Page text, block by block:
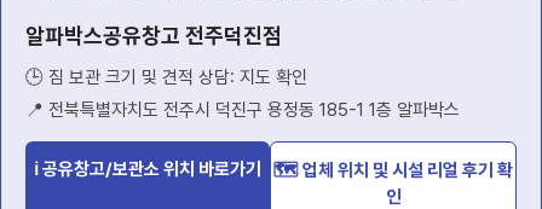
알파박스공유창고 전주덕진점
🕒 짐 보관 크기 및 견적 상담: 지도 확인
📍 전북특별자치도 전주시 덕진구 용정동 185-1 1층 알파박스
ℹ 공유창고/보관소 위치 바로가기
🗺️ 업체 위치 및 시설 리얼 후기 확
인